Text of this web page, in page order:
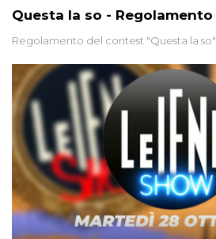
Questa la so - Regolamento
Regolamento del contest "Questa la so"